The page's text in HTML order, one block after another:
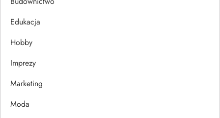
a
w
p
Edukacja
Hobby
Imprezy
Marketing
Moda